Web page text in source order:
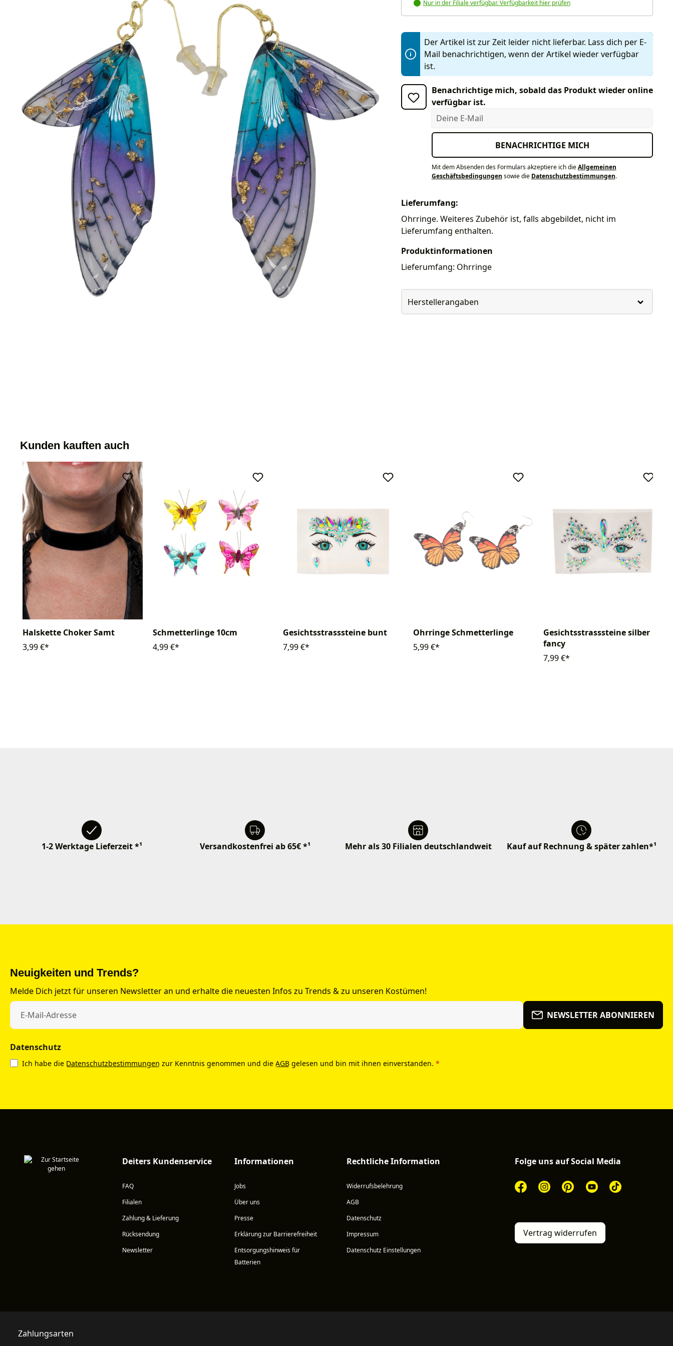
Nur in der Filiale verfügbar. Verfügbarkeit hier prüfen
Der Artikel ist zur Zeit leider nicht lieferbar. Lass dich per E-
Mail benachrichtigen, wenn der Artikel wieder verfügbar
ist.
Benachrichtige mich, sobald das Produkt wieder online
verfügbar ist.
Deine E-Mail
BENACHRICHTIGE MICH
Mit dem Absenden des Formulars akzeptiere ich dieAllgemeinen
Geschäftsbedingungen sowie die Datenschutzbestimmungen.
Lieferumfang:
Ohrringe. Weiteres Zubehör ist, falls abgebildet, nicht im
Lieferumfang enthalten.
Produktinformationen
Lieferumfang: Ohrringe
Herstellerangaben
Kunden kauften auch
Halskette Choker Samt
3,99 €*
Schmetterlinge 10cm
4,99 €*
Gesichtsstrasssteine bunt
7,99 €*
Ohrringe Schmetterlinge
5,99 €*
Gesichtsstrasssteine silber
fancy
7,99 €*
1-2 Werktage Lieferzeit *¹ Versandkostenfrei ab 65€ *¹ Mehr als 30 Filialen deutschlandweit Kauf auf Rechnung & später zahlen*¹
Neuigkeiten und Trends?
Melde Dich jetzt für unseren Newsletter an und erhalte die neuesten Infos zu Trends & zu unseren Kostümen!
NEWSLETTER ABONNIEREN
Datenschutz
Ich habe die Datenschutzbestimmungen zur Kenntnis genommen und die AGB gelesen und bin mit ihnen einverstanden. *
Deiters Kundenservice
FAQ
Filialen
Zahlung & Lieferung
Rücksendung
Newsletter
Informationen
Jobs
Über uns
Presse
Erklärung zur Barrierefreiheit
Entsorgungshinweis für
Batterien
Rechtliche Information
Widerrufsbelehrung
AGB
Datenschutz
Impressum
Datenschutz Einstellungen
Folge uns auf Social Media
Vertrag widerrufen
Zahlungsarten